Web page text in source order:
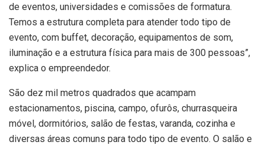
de eventos, universidades e comissões de formatura.
Temos a estrutura completa para atender todo tipo de
evento, com buffet, decoração, equipamentos de som,
iluminação e a estrutura física para mais de 300 pessoas”,
explica o empreendedor.
São dez mil metros quadrados que acampam
estacionamentos, piscina, campo, ofurôs, churrasqueira
móvel, dormitórios, salão de festas, varanda, cozinha e
diversas áreas comuns para todo tipo de evento. O salão e